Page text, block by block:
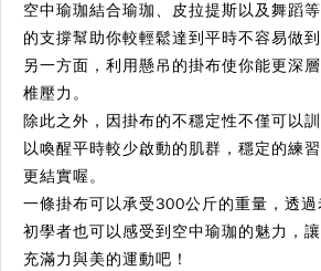
空中瑜珈結合瑜珈、皮拉提斯以及舞蹈
的支撐幫助你較輕鬆達到平時不容易做
另一方面，利用懸吊的掛布使你能更深
椎壓力。
除此之外，因掛布的不穩定性不僅可以
以喚醒平時較少啟動的肌群，穩定的練
更結實喔。
一條掛布可以承受300公斤的重量，透過
初學者也可以感受到空中瑜珈的魅力，
充滿力與美的運動吧！